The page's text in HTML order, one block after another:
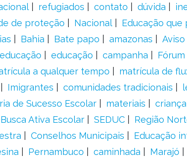
refugiados contato dúvida
de proteção Nacional Educação que
Bahia Bate papo amazonas Aviso
educação campanha
a qualquer tempo matrícula de
Imigrantes comunidades tradicionais
de Sucesso Escolar materiais criança
Ativa Escolar SEDUC Região
Conselhos Municipais Educação
Pernambuco caminhada Marajó